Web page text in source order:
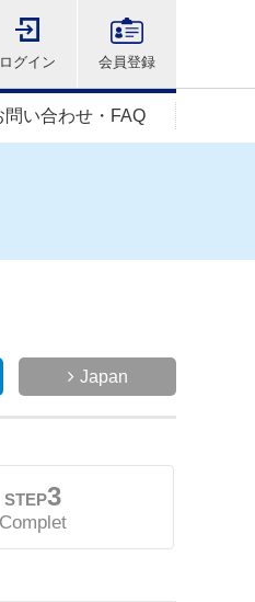
ログイン 会員登録
問い合わせ・FAQ
Japan
STEP3
Complet